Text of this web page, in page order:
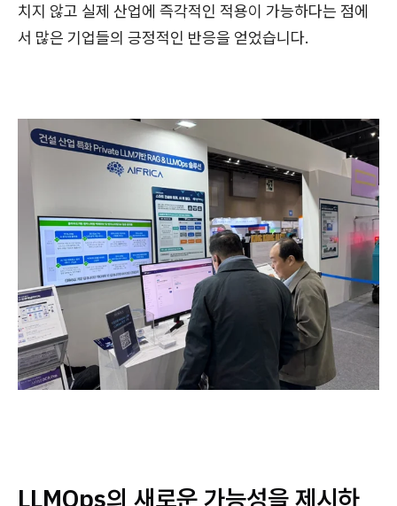
치지 않고 실제 산업에 즉각적인 적용이 가능하다는 점에
서 많은 기업들의 긍정적인 반응을 얻었습니다.
LLMOps의 새로운 가능성을 제시하